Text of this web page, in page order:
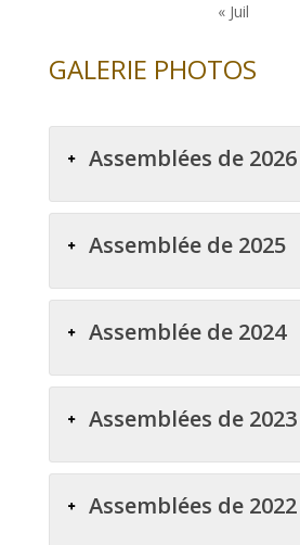
« Juil
GALERIE PHOTOS
Assemblées de 2026
Assemblée de 2025
Assemblée de 2024
Assemblées de 2023
Assemblées de 2022